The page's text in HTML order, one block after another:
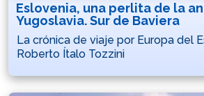
Eslovenia, una perlita de la
Yugoslavia. Sur de Baviera
La crónica de viaje por Europa del
Roberto Ítalo Tozzini